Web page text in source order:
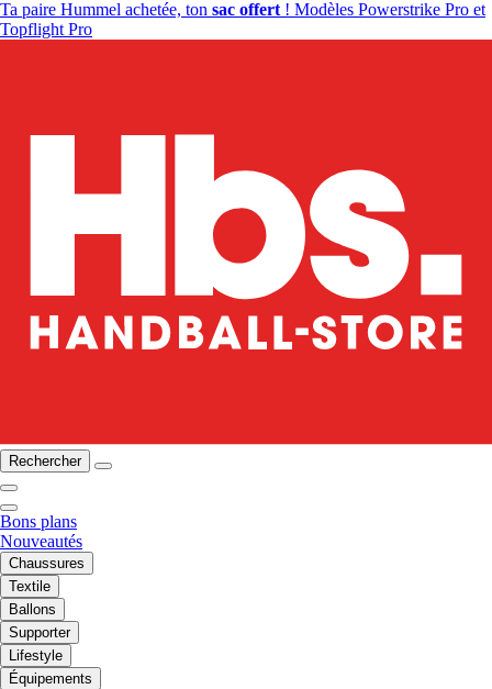
Ta paire Hummel achetée, ton sac offert ! Modèles Powerstrike Pro et
Topflight Pro
Rechercher
Bons plans
Nouveautés
Chaussures
Textile
Ballons
Supporter
Lifestyle
Équipements